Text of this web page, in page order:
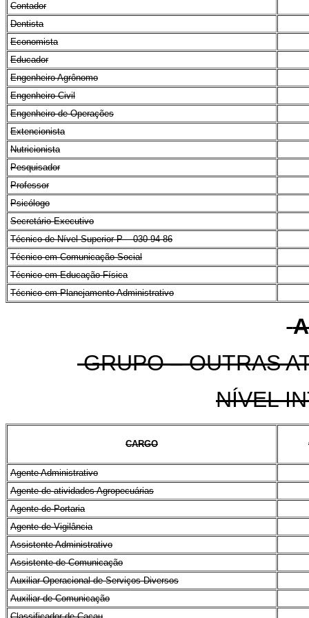
Contador
Dentista
Economista
Educador
Engenheiro Agrônomo
Engenheiro Civil
Engenheiro de Operações
Extencionista
Nutricionista
Pesquisador
Professor
Psicólogo
Secretário Executivo
Técnico de Nível Superior P – 030-94-86
Técnico em Comunicação Social
Técnico em Educação Física
Técnico em Planejamento Administrativo
GRUPO – OUTRAS
NÍVEL
CARGO
Agente Administrativo
Agente de atividades Agropecuárias
Agente de Portaria
Agente de Vigilância
Assistente Administrativo
Assistente de Comunicação
Auxiliar Operacional de Serviços Diversos
Auxiliar de Comunicação